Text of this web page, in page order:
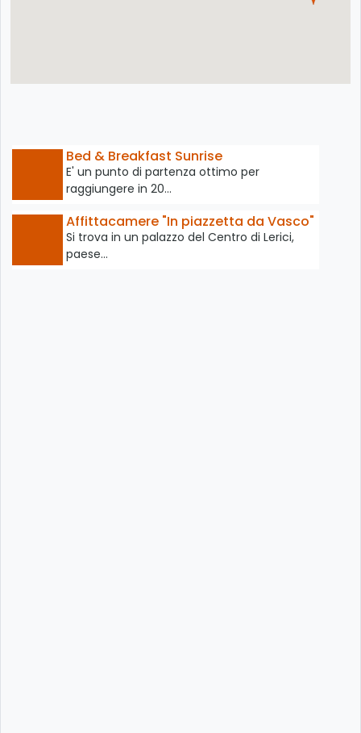
Bed & Breakfast Sunrise
E' un punto di partenza ottimo per
raggiungere in 20…
Affittacamere "In piazzetta da Vasco"
Si trova in un palazzo del Centro di Lerici,
paese…